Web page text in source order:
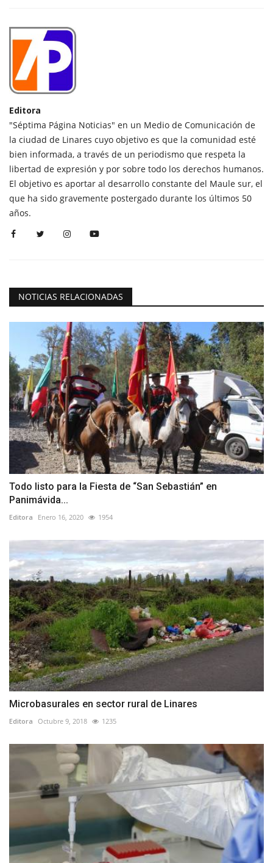
Editora
"Séptima Página Noticias" en un Medio de Comunicación de
la ciudad de Linares cuyo objetivo es que la comunidad esté
bien informada, a través de un periodismo que respeta la
libertad de expresión y por sobre todo los derechos humanos.
El objetivo es aportar al desarrollo constante del Maule sur, el
que ha sido gravemente postergado durante los últimos 50
años.
NOTICIAS RELACIONADAS
Todo listo para la Fiesta de “San Sebastián” en
Panimávida...
Editora Enero 16, 2020 1954
Microbasurales en sector rural de Linares
Editora Octubre 9, 2018 1235